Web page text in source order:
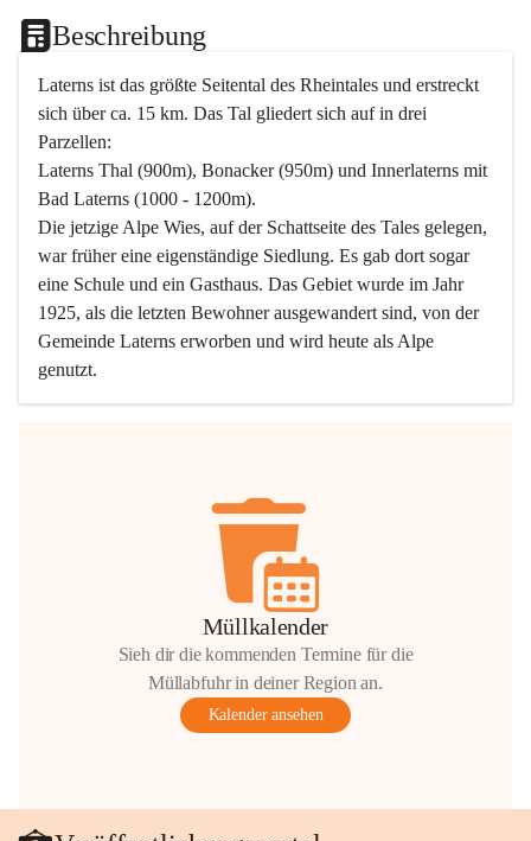
Beschreibung
Laterns ist das größte Seitental des Rheintales und erstreckt
sich über ca. 15 km. Das Tal gliedert sich auf in drei
Parzellen:
Laterns Thal (900m), Bonacker (950m) und Innerlaterns mit
Bad Laterns (1000 - 1200m).
Die jetzige Alpe Wies, auf der Schattseite des Tales gelegen,
war früher eine eigenständige Siedlung. Es gab dort sogar
eine Schule und ein Gasthaus. Das Gebiet wurde im Jahr
1925, als die letzten Bewohner ausgewandert sind, von der
Gemeinde Laterns erworben und wird heute als Alpe
genutzt.
Müllkalender
Sieh dir die kommenden Termine für die
Müllabfuhr in deiner Region an.
Kalender ansehen